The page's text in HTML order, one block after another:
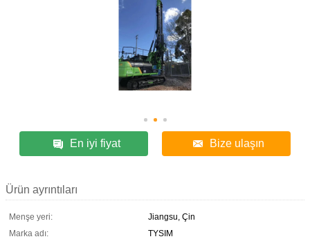
En iyi fiyat Bize ulaşın
Ürün ayrıntıları
Menşe yeri:
Jiangsu, Çin
Marka adı:
TYSIM